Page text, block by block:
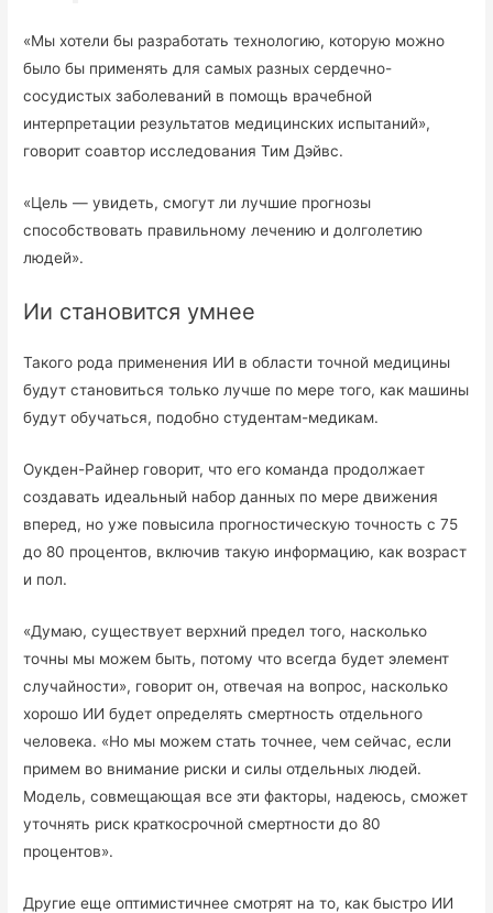
«Мы хотели бы разработать технологию, которую можно
было бы применять для самых разных сердечно-
сосудистых заболеваний в помощь врачебной
интерпретации результатов медицинских испытаний»,
говорит соавтор исследования Тим Дэйвс.
«Цель — увидеть, смогут ли лучшие прогнозы
способствовать правильному лечению и долголетию
людей».
Ии становится умнее
Такого рода применения ИИ в области точной медицины
будут становиться только лучше по мере того, как машины
будут обучаться, подобно студентам-медикам.
Оукден-Райнер говорит, что его команда продолжает
создавать идеальный набор данных по мере движения
вперед, но уже повысила прогностическую точность с 75
до 80 процентов, включив такую информацию, как возраст
и пол.
«Думаю, существует верхний предел того, насколько
точны мы можем быть, потому что всегда будет элемент
случайности», говорит он, отвечая на вопрос, насколько
хорошо ИИ будет определять смертность отдельного
человека. «Но мы можем стать точнее, чем сейчас, если
примем во внимание риски и силы отдельных людей.
Модель, совмещающая все эти факторы, надеюсь, сможет
уточнять риск краткосрочной смертности до 80
процентов».
Другие еще оптимистичнее смотрят на то, как быстро ИИ